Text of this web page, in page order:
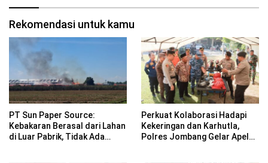
Rekomendasi untuk kamu
PT Sun Paper Source:
Kebakaran Berasal dari Lahan
di Luar Pabrik, Tidak Ada
Perkuat Kolaborasi Hadapi
Kekeringan dan Karhutla,
Polres Jombang Gelar Apel